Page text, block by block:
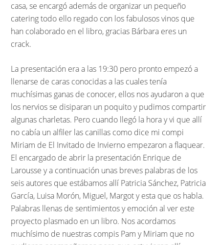
casa, se encargó además de organizar un pequeño
catering todo ello regado con los fabulosos vinos que
han colaborado en el libro, gracias Bárbara eres un
crack.
La presentación era a las 19:30 pero pronto empezó a
llenarse de caras conocidas a las cuales tenía
muchísimas ganas de conocer, ellos nos ayudaron a que
los nervios se disiparan un poquito y pudimos compartir
algunas charletas. Pero cuando llegó la hora y vi que allí
no cabía un alfiler las canillas como dice mi compi
Miriam de El Invitado de Invierno empezaron a flaquear.
El encargado de abrir la presentación Enrique de
Larousse y a continuación unas breves palabras de los
seis autores que estábamos allí Patricia Sánchez, Patricia
García, Luisa Morón, Miguel, Margot y esta que os habla.
Palabras llenas de sentimientos y emoción al ver este
proyecto plasmado en un libro. Nos acordamos
muchísimo de nuestras compis Pam y Miriam que no